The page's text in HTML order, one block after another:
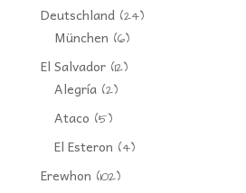
Deutschland(24)
München (6)
El Salvador(12)
Alegría(2)
Ataco (5)
El Esteron (4)
Erewhon (102)